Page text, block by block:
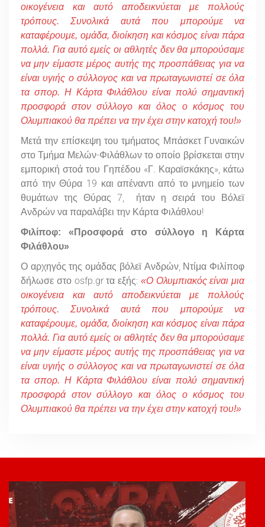
οικογένεια και αυτό αποδεικνύεται με πολλούς
τρόπους. Συνολικά αυτά που μπορούμε να
καταφέρουμε, ομάδα, διοίκηση και κόσμος είναι πάρα
πολλά. Για αυτό εμείς οι αθλητές δεν θα μπορούσαμε
να μην είμαστε μέρος αυτής της προσπάθειας για να
είναι υγιής ο σύλλογος και να πρωταγωνιστεί σε όλα
τα σπορ. Η Κάρτα Φιλάθλου είναι πολύ σημαντική
προσφορά στον σύλλογο και όλος ο κόσμος του
Ολυμπιακού θα πρέπει να την έχει στην κατοχή του!»
Μετά την επίσκεψη του τμήματος Μπάσκετ Γυναικών
στο Τμήμα Μελών-Φιλάθλων το οποίο βρίσκεται στην
εμπορική στοά του Γηπέδου «Γ. Καραϊσκάκης», κάτω
από την Θύρα 19 και απέναντι από το μνημείο των
θυμάτων της Θύρας 7, ήταν η σειρά του Βόλεϊ
Ανδρών να παραλάβει την Κάρτα Φιλάθλου!
Φιλίποφ: «Προσφορά στο σύλλογο η Κάρτα
Φιλάθλου»
Ο αρχηγός της ομάδας βόλεϊ Ανδρών, Ντίμα Φιλίποφ
δήλωσε στο osfp.gr τα εξής: «Ο Ολυμπιακός είναι μια
οικογένεια και αυτό αποδεικνύεται με πολλούς
τρόπους. Συνολικά αυτά που μπορούμε να
καταφέρουμε, ομάδα, διοίκηση και κόσμος είναι πάρα
πολλά. Για αυτό εμείς οι αθλητές δεν θα μπορούσαμε
να μην είμαστε μέρος αυτής της προσπάθειας για να
είναι υγιής ο σύλλογος και να πρωταγωνιστεί σε όλα
τα σπορ. Η Κάρτα Φιλάθλου είναι πολύ σημαντική
προσφορά στον σύλλογο και όλος ο κόσμος του
Ολυμπιακού θα πρέπει να την έχει στην κατοχή του!»